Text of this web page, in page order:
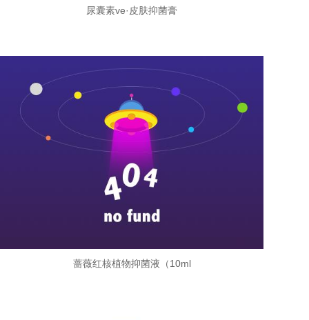
尿囊素ve·皮肤抑菌膏
蔷薇红核植物抑菌液（10ml